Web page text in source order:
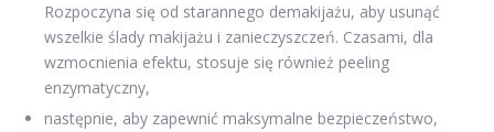
Rozpoczyna się od starannego demakijażu, aby usunąć
wszelkie ślady makijażu i zanieczyszczeń. Czasami, dla
wzmocnienia efektu, stosuje się również peeling
enzymatyczny,
następnie, aby zapewnić maksymalne bezpieczeństwo,